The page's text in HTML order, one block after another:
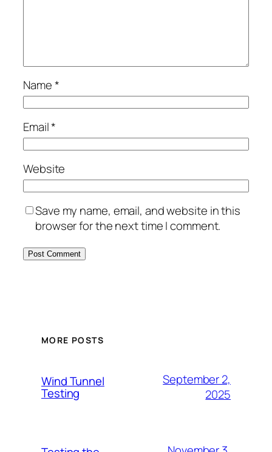
Name*
Email*
Website
Save my name, email, and website in this
browser for the next time I comment.
MORE POSTS
Wind Tunnel
Testing
September 2,
2025